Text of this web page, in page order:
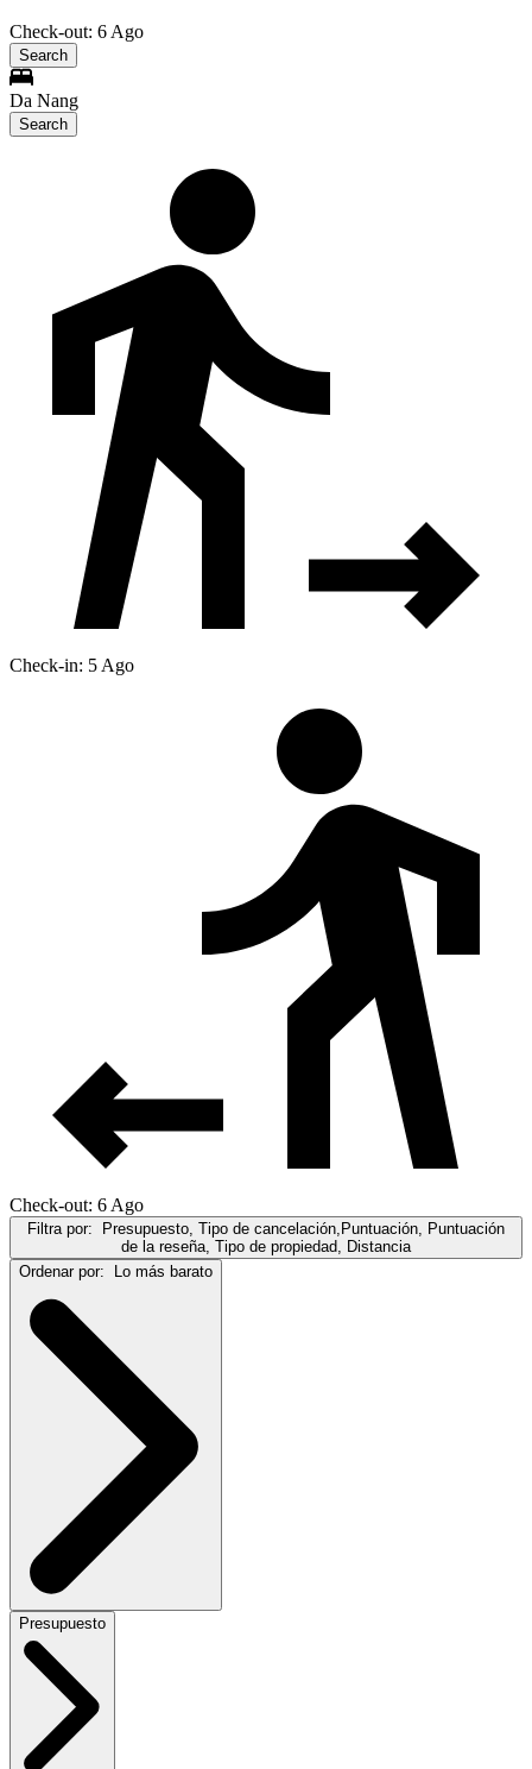
Check-out: 6 Ago
Search
Da Nang
Search
Check-in: 5 Ago
Check-out: 6 Ago
Filtra por:
Presupuesto, Tipo de cancelación,Puntuación, Puntuación
de la reseña, Tipo de propiedad, Distancia
Ordenar por:
Lo más barato
Presupuesto